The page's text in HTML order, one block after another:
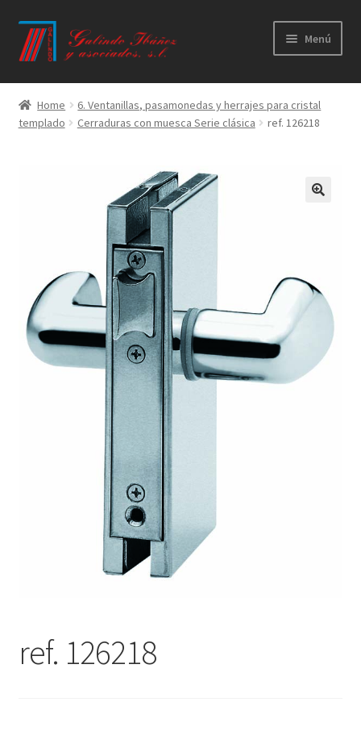
Ir
a
Ir
al
Menú
Principal
Productos
Contacto
Trabaja con nosotros
Home
6. Ventanillas, pasamonedas y herrajes para cristal
templado
Cerraduras con muesca Serie clásica ref. 126218
ref. 126218